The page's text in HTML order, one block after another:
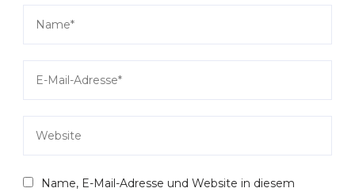
Name, E-Mail-Adresse und Website in diesem